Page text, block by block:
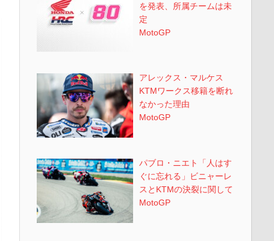
を発表、所属チームは未
定
MotoGP
アレックス・マルケス
KTMワークス移籍を断れ
なかった理由
MotoGP
パブロ・ニエト「人はす
ぐに忘れる」ビニャーレ
スとKTMの決裂に関して
MotoGP